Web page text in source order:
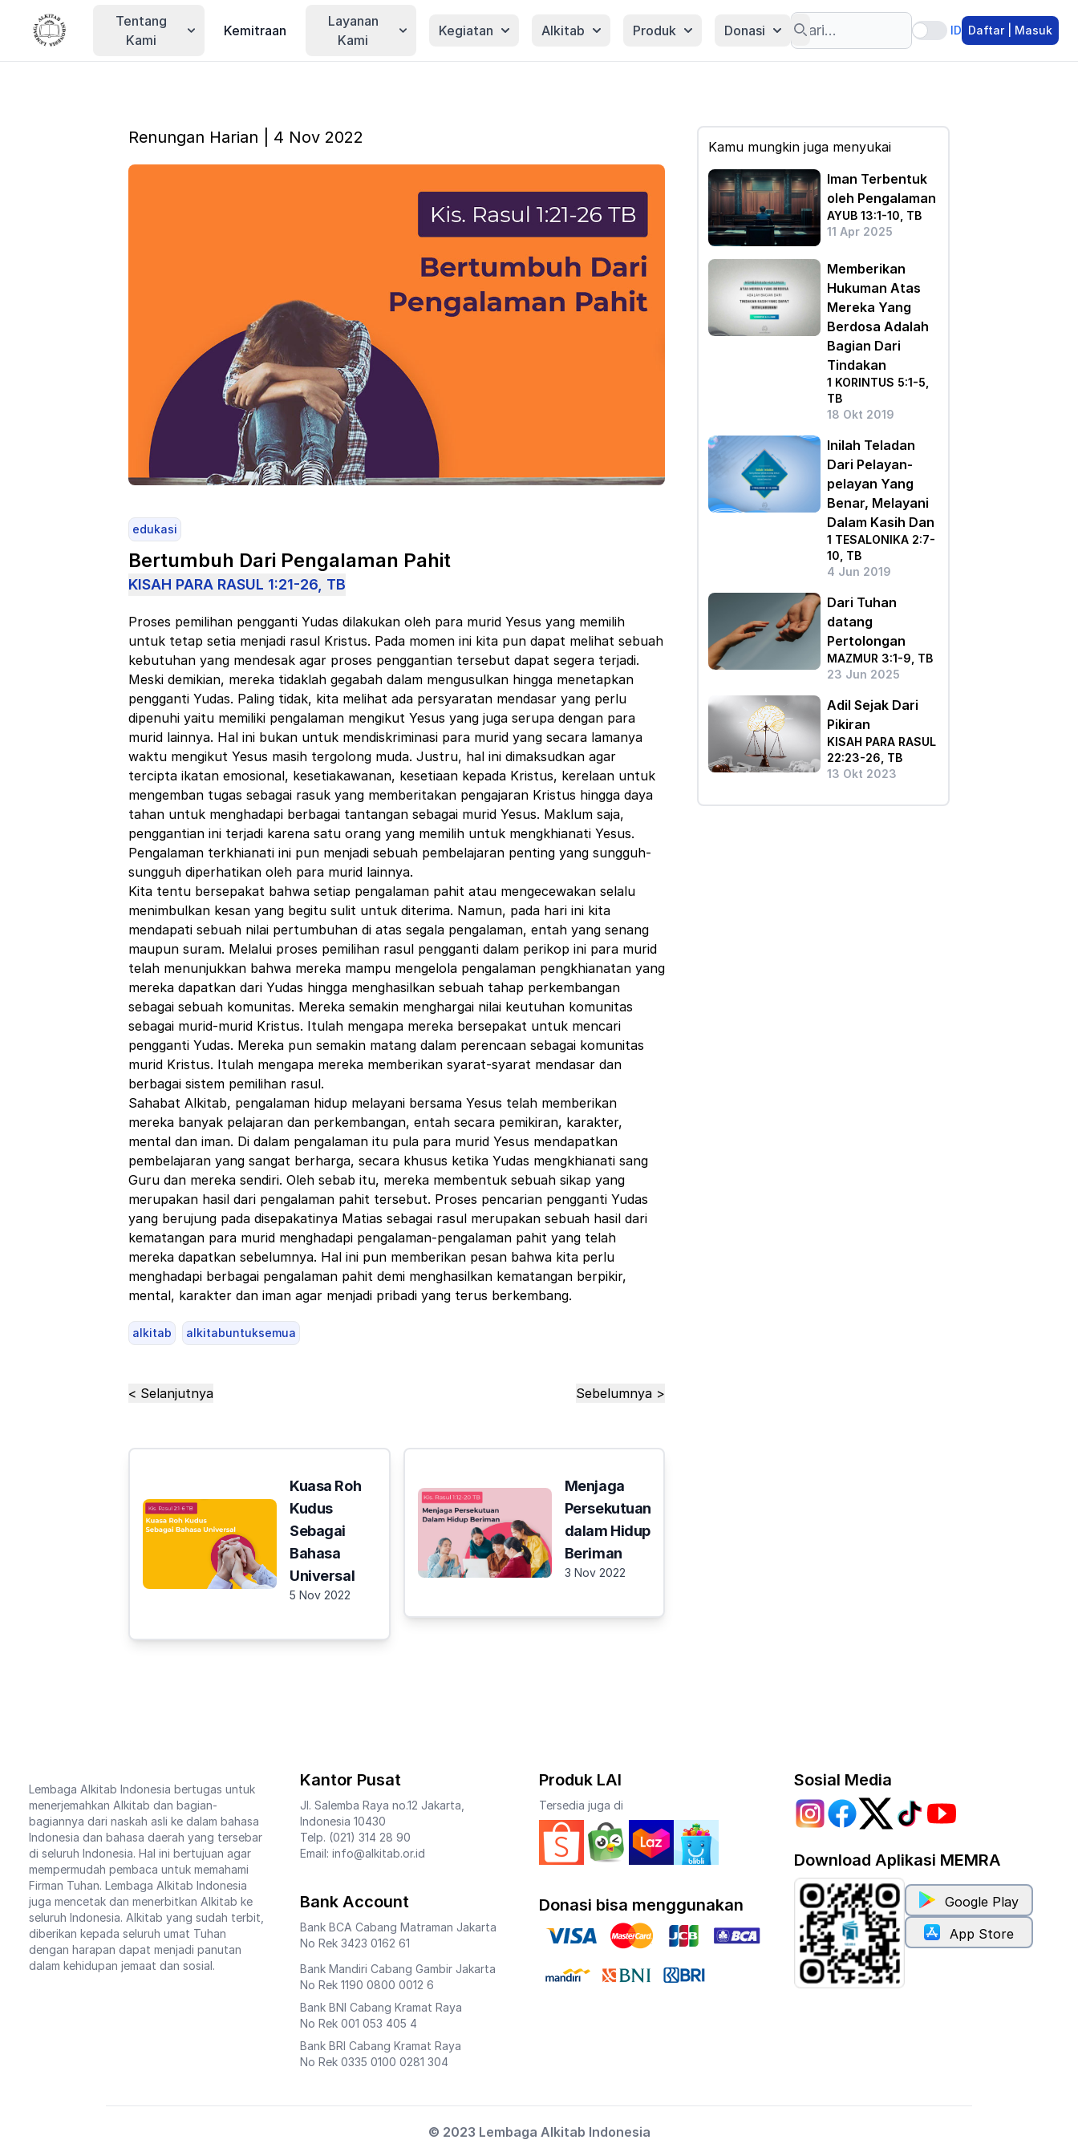
Tentang
Kami
Kemitraan
Layanan
Kami
Kegiatan Alkitab Produk Donasi
Search
ID Daftar | Masuk
Renungan Harian | 4 Nov 2022
edukasi
Bertumbuh Dari Pengalaman Pahit
KISAH PARA RASUL 1:21-26, TB
Proses pemilihan pengganti Yudas dilakukan oleh para murid Yesus yang memilih
untuk tetap setia menjadi rasul Kristus. Pada momen ini kita pun dapat melihat sebuah
kebutuhan yang mendesak agar proses penggantian tersebut dapat segera terjadi.
Meski demikian, mereka tidaklah gegabah dalam mengusulkan hingga menetapkan
pengganti Yudas. Paling tidak, kita melihat ada persyaratan mendasar yang perlu
dipenuhi yaitu memiliki pengalaman mengikut Yesus yang juga serupa dengan para
murid lainnya. Hal ini bukan untuk mendiskriminasi para murid yang secara lamanya
waktu mengikut Yesus masih tergolong muda. Justru, hal ini dimaksudkan agar
tercipta ikatan emosional, kesetiakawanan, kesetiaan kepada Kristus, kerelaan untuk
mengemban tugas sebagai rasuk yang memberitakan pengajaran Kristus hingga daya
tahan untuk menghadapi berbagai tantangan sebagai murid Yesus. Maklum saja,
penggantian ini terjadi karena satu orang yang memilih untuk mengkhianati Yesus.
Pengalaman terkhianati ini pun menjadi sebuah pembelajaran penting yang sungguh-
sungguh diperhatikan oleh para murid lainnya.
Kita tentu bersepakat bahwa setiap pengalaman pahit atau mengecewakan selalu
menimbulkan kesan yang begitu sulit untuk diterima. Namun, pada hari ini kita
mendapati sebuah nilai pertumbuhan di atas segala pengalaman, entah yang senang
maupun suram. Melalui proses pemilihan rasul pengganti dalam perikop ini para murid
telah menunjukkan bahwa mereka mampu mengelola pengalaman pengkhianatan yang
mereka dapatkan dari Yudas hingga menghasilkan sebuah tahap perkembangan
sebagai sebuah komunitas. Mereka semakin menghargai nilai keutuhan komunitas
sebagai murid-murid Kristus. Itulah mengapa mereka bersepakat untuk mencari
pengganti Yudas. Mereka pun semakin matang dalam perencaan sebagai komunitas
murid Kristus. Itulah mengapa mereka memberikan syarat-syarat mendasar dan
berbagai sistem pemilihan rasul.
Sahabat Alkitab, pengalaman hidup melayani bersama Yesus telah memberikan
mereka banyak pelajaran dan perkembangan, entah secara pemikiran, karakter,
mental dan iman. Di dalam pengalaman itu pula para murid Yesus mendapatkan
pembelajaran yang sangat berharga, secara khusus ketika Yudas mengkhianati sang
Guru dan mereka sendiri. Oleh sebab itu, mereka membentuk sebuah sikap yang
merupakan hasil dari pengalaman pahit tersebut. Proses pencarian pengganti Yudas
yang berujung pada disepakatinya Matias sebagai rasul merupakan sebuah hasil dari
kematangan para murid menghadapi pengalaman-pengalaman pahit yang telah
mereka dapatkan sebelumnya. Hal ini pun memberikan pesan bahwa kita perlu
menghadapi berbagai pengalaman pahit demi menghasilkan kematangan berpikir,
mental, karakter dan iman agar menjadi pribadi yang terus berkembang.
alkitab alkitabuntuksemua
< Selanjutnya Sebelumnya >
Kuasa Roh
Kudus
Sebagai
Bahasa
Universal
5 Nov 2022
Menjaga
Persekutuan
dalam Hidup
Beriman
3 Nov 2022
Kamu mungkin juga menyukai
Iman Terbentuk
oleh Pengalaman
AYUB 13:1-10, TB
11 Apr 2025
Memberikan
Hukuman Atas
Mereka Yang
Berdosa Adalah
Bagian Dari
Tindakan
1 KORINTUS 5:1-5,
TB
18 Okt 2019
Inilah Teladan
Dari Pelayan-
pelayan Yang
Benar, Melayani
Dalam Kasih Dan
1 TESALONIKA 2:7-
10, TB
4 Jun 2019
Dari Tuhan
datang
Pertolongan
MAZMUR 3:1-9, TB
23 Jun 2025
Adil Sejak Dari
Pikiran
KISAH PARA RASUL
22:23-26, TB
13 Okt 2023
Lembaga Alkitab Indonesia bertugas untuk
menerjemahkan Alkitab dan bagian-
bagiannya dari naskah asli ke dalam bahasa
Indonesia dan bahasa daerah yang tersebar
di seluruh Indonesia. Hal ini bertujuan agar
mempermudah pembaca untuk memahami
Firman Tuhan. Lembaga Alkitab Indonesia
juga mencetak dan menerbitkan Alkitab ke
seluruh Indonesia. Alkitab yang sudah terbit,
diberikan kepada seluruh umat Tuhan
dengan harapan dapat menjadi panutan
dalam kehidupan jemaat dan sosial.
Kantor Pusat
Jl. Salemba Raya no.12 Jakarta,
Indonesia 10430
Telp. (021) 314 28 90
Email: info@alkitab.or.id
Bank Account
Bank BCA Cabang Matraman Jakarta
No Rek 3423 0162 61
Bank Mandiri Cabang Gambir Jakarta
No Rek 1190 0800 0012 6
Bank BNI Cabang Kramat Raya
No Rek 001 053 405 4
Bank BRI Cabang Kramat Raya
No Rek 0335 0100 0281 304
Produk LAI
Tersedia juga di
Donasi bisa menggunakan
Sosial Media
Download Aplikasi MEMRA
Google Play
App Store
© 2023 Lembaga Alkitab Indonesia